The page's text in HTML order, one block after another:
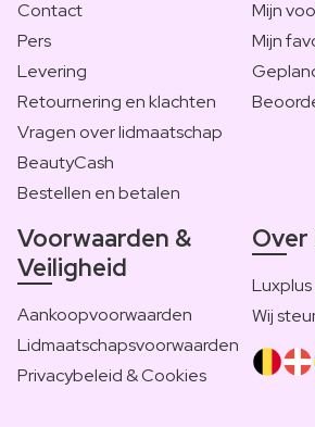
Contact
Pers
Levering
Retournering en klachten
Vragen over lidmaatschap
BeautyCash
Bestellen en betalen
Mijn
Mijn
Voorwaarden &
Veiligheid
Aankoopvoorwaarden
Lidmaatschapsvoorwaarden
Privacybeleid & Cookies
Over
Wij